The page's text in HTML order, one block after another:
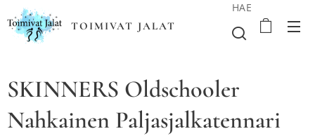
TOIMIVAT JALAT
HAE
SKINNERS Oldschooler
Nahkainen Paljasjalkatennari